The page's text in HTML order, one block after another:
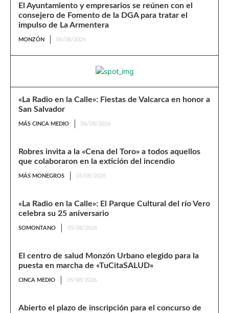
El Ayuntamiento y empresarios se reúnen con el
consejero de Fomento de la DGA para tratar el
impulso de La Armentera
MONZÓN 06/08/2026
«La Radio en la Calle»: Fiestas de Valcarca en honor a
San Salvador
MÁS CINCA MEDIO 06/08/2026
Robres invita a la «Cena del Toro» a todos aquellos
que colaboraron en la extición del incendio
MÁS MONEGROS 05/08/2026
«La Radio en la Calle»: El Parque Cultural del río Vero
celebra su 25 aniversario
SOMONTANO 05/08/2026
El centro de salud Monzón Urbano elegido para la
puesta en marcha de «TuCitaSALUD»
CINCA MEDIO 05/08/2026
Abierto el plazo de inscripción para el concurso de